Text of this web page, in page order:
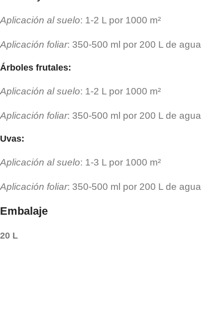
Aplicación al suelo: 1-2 L por 1000 m²
Aplicación foliar: 350-500 ml por 200 L de agua
Árboles frutales:
Aplicación al suelo: 1-2 L por 1000 m²
Aplicación foliar: 350-500 ml por 200 L de agua
Uvas:
Aplicación al suelo: 1-3 L por 1000 m²
Aplicación foliar: 350-500 ml por 200 L de agua
Embalaje
20 L